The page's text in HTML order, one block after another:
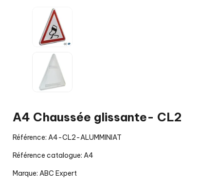
A4 Chaussée glissante- CL2
Référence: A4-CL2-ALUMMINIAT
Référence catalogue: A4
Marque: ABC Expert